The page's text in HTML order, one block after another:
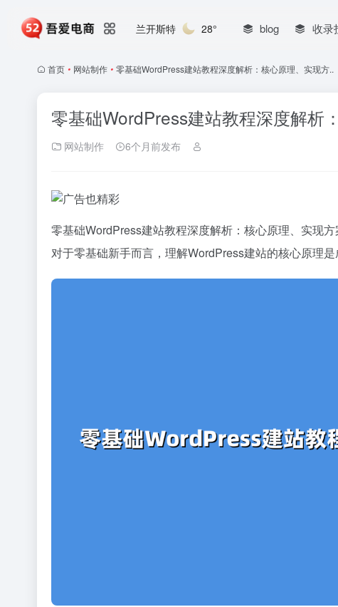
兰开斯特 28° blog 收录
首页 • 网站制作 • 零基础WordPress建站教程深度解析：核心原理、实现方..
零基础WordPress建站教程深度解析
网站制作 6个月前发布
零基础WordPress建站教程深度解析：核心原理、实现
对于零基础新手而言，理解WordPress建站的核心原理是